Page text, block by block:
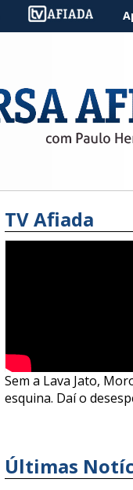
TV Afiada
Sem a Lava Jato,
esquina. Daí o
Últimas